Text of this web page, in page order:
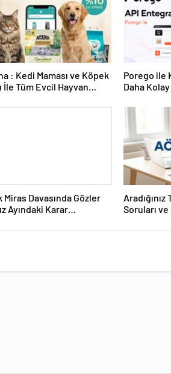
: Kedi Maması ve Köpek
İle Tüm Evcil Hayvan
Porego ile
Daha
Miras Davasında Gözler
Ayındaki Karar
Aradığınız
Soruları